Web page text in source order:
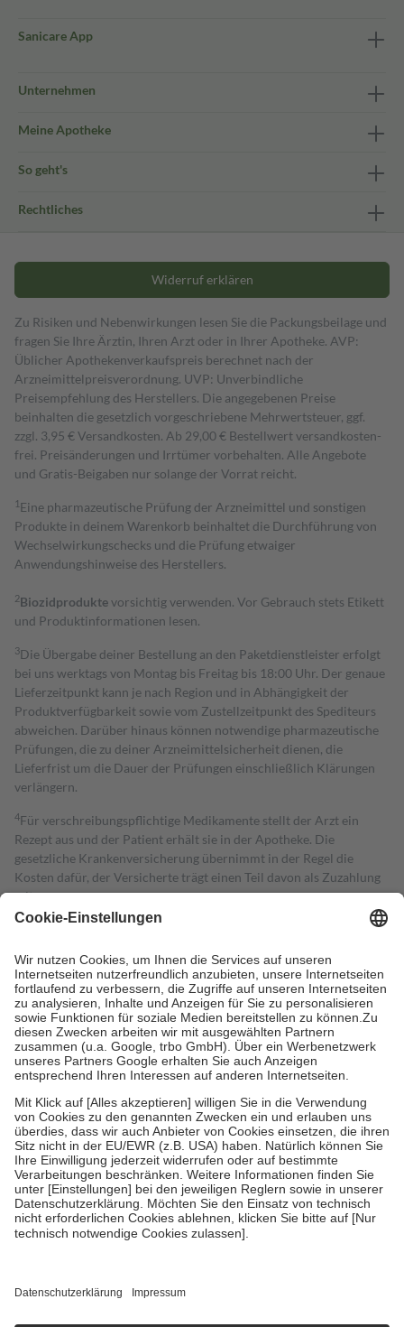
Sanicare App
Unternehmen
Meine Apotheke
So geht's
Rechtliches
Widerruf erklären
Zu Risiken und Nebenwirkungen lesen Sie die Packungsbeilage und
fragen Sie Ihre Ärztin, Ihren Arzt oder in Ihrer Apotheke. AVP:
Üblicher Apothekenverkaufspreis berechnet nach der
Arzneimittelpreisverordnung. UVP: Unverbindliche
Preisempfehlung des Herstellers. Die angegebenen Preise
beinhalten die gesetzlich vorgeschriebene Mehrwertsteuer, ggf.
zzgl. 3,95 € Versandkosten. Ab 29,00 € Bestell­wert versand­kosten­
frei. Preisänderungen und Irrtümer vorbehalten. Alle Angebote
und Gratis-Beigaben nur solange der Vorrat reicht.
1 Eine pharmazeutische Prüfung der Arzneimittel und sonstigen
Produkte in deinem Warenkorb beinhaltet die Durchführung von
Wechselwirkungschecks und die Prüfung etwaiger
Anwendungshinweise des Herstellers.
2Biozidproduktevorsichtig verwenden. Vor Gebrauch stets Etikett
und Produktinformationen lesen.
3Die Übergabe deiner Bestellung an den Paketdienstleister erfolgt
bei uns werktags von Montag bis Freitag bis 18:00 Uhr. Der genaue
Lieferzeitpunkt kann je nach Region und in Abhängigkeit der
Produktverfügbarkeit sowie vom Zustellzeitpunkt des Spediteurs
abweichen. Darüber hinaus können notwendige pharmazeutische
Prüfungen, die zu deiner Arzneimittelsicherheit dienen, die
Lieferfrist um die Dauer der Prüfungen einschließlich Klärungen
verlängern.
4Für verschreibungspflichtige Medikamente stellt der Arzt ein
Rezept aus und der Patient erhält sie in der Apotheke. Die
gesetzliche Krankenversicherung übernimmt in der Regel die
Kosten dafür, der Versicherte trägt einen Teil davon als Zuzahlung
mit.
Grundsätzlich leisten Mitglieder Zuzahlungen in Höhe von zehn
höchstens zehn Euro.
Es sind jedoch nie mehr als die tatsächlichen
Kosten der Leistung zu entrichten.
Diese Regeln gelten grundsätzlich auch für Online-Apotheken.
Bei Heilmitteln und häuslicher Krankenpflege beträgt die
Zuzahlung zehn Prozent der Kosten sowie zehn Euro je
Verordnung.
Um das Engagement der Versicherten für ihre eigene Gesundheit zu
stärken und die besondere Stellung der Familie zu unterstützen,
fallenkeine Zuzahlungenan bei:
• Kindern und Jugendlichen bis zum vollendeten 18. Lebensjahr
mit Ausnahme der Fahrkosten
• Untersuchungen zur Vorsorge und Früherkennung, die von der
GKV getragen werden
• empfohlenen Schutzimpfungen
• Harn- und Blutteststreifen
getroffen, um sicherzustellen, dass es sich um echte Bewertungen